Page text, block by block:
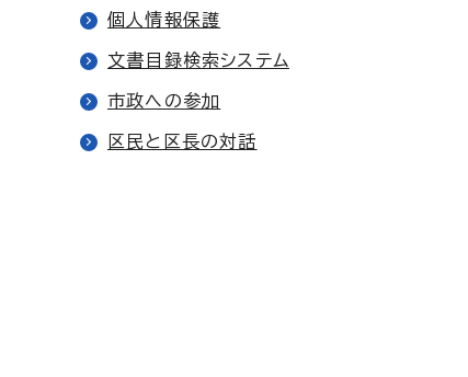
個人情報保護
文書目録検索システム
市政への参加
区民と区長の対話